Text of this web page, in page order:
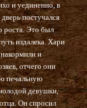
и уединенно, в
постучался
роста. Это был
издалека. Хари
и
отчего они
печальную
девушки,
Он спросил